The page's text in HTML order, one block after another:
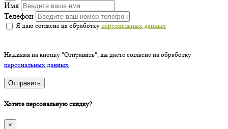
Имя
Телефон
Я даю согласие на обработку персональных данных
Нажимая на кнопку "Отправить", вы даете согласие на обработку
персональных данных
Отправить
Хотите персональную скидку?
×